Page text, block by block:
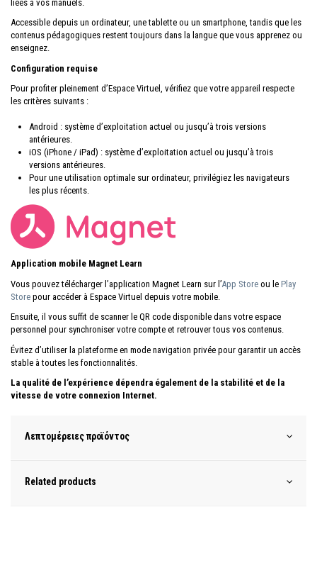
liées à vos manuels.
Accessible depuis un ordinateur, une tablette ou un smartphone, tandis que les
contenus pédagogiques restent toujours dans la langue que vous apprenez ou
enseignez.
Configuration requise
Pour profiter pleinement d’Espace Virtuel, vérifiez que votre appareil respecte
les critères suivants :
Android : système d’exploitation actuel ou jusqu’à trois versions
antérieures.
iOS (iPhone / iPad) : système d’exploitation actuel ou jusqu’à trois
versions antérieures.
Pour une utilisation optimale sur ordinateur, privilégiez les navigateurs
les plus récents.
Application mobile Magnet Learn
Vous pouvez télécharger l’application Magnet Learn sur l’App Store ou le Play
Store pour accéder à Espace Virtuel depuis votre mobile.
Ensuite, il vous suffit de scanner le QR code disponible dans votre espace
personnel pour synchroniser votre compte et retrouver tous vos contenus.
Évitez d’utiliser la plateforme en mode navigation privée pour garantir un accès
stable à toutes les fonctionnalités.
La qualité de l’expérience dépendra également de la stabilité et de la
vitesse de votre connexion Internet.
Λεπτομέρειες προϊόντος
Related products